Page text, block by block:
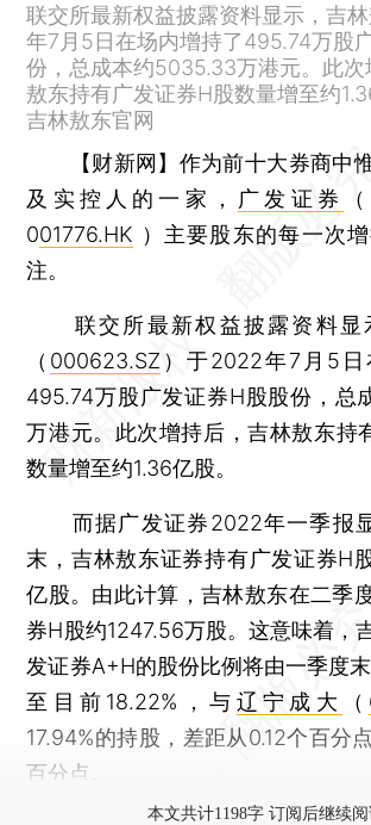
联交所最新权益披露资料显示，吉
年7月5日在场内增持了495.74万股
份，总成本约5035.33万港元。此次
敖东持有广发证券H股数量增至约
吉林敖东官网
【财新网】 作为前十大券商中
及实控人的一家， 广发证券 （
001776.HK ）主要股东的每一次
注。
联交所最新权益披露资料显
（ 000623.SZ ）于2022年7月5日
495.74万股广发证券H股股份，总
万港元。此次增持后，吉林敖东持
数量增至约1.36亿股。
而据广发证券2022年一季报
末，吉林敖东证券持有广发证券H
亿股。由此计算，吉林敖东在二季
券H股约1247.56万股。这意味着，
发证券A+H的股份比例将由一季度
至目前18.22%，与 辽宁成大 （
17.94%的持股，差距从0.12个百分
百分点。
本文共计1198字 订阅后继续